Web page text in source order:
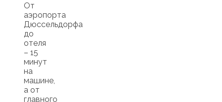
От
аэропорта
Дюссельдорфа
до
отеля
– 15
минут
на
машине,
а от
главного